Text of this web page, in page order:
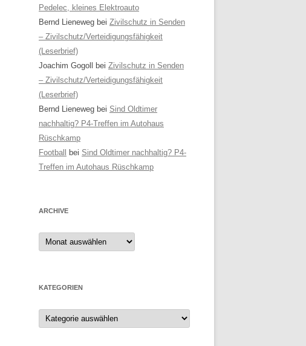
Pedelec, kleines Elektroauto
Bernd Lieneweg bei Zivilschutz in Senden
– Zivilschutz/Verteidigungsfähigkeit
(Leserbrief)
Joachim Gogoll
bei Zivilschutz in Senden
– Zivilschutz/Verteidigungsfähigkeit
(Leserbrief)
Bernd Lieneweg bei Sind Oldtimer
nachhaltig? P4-Treffen im Autohaus
Rüschkamp
Football
bei Sind Oldtimer nachhaltig? P4-
Treffen im Autohaus Rüschkamp
ARCHIVE
Archive
KATEGORIEN
Kategorien